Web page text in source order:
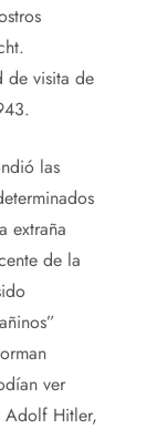
de visita de
las
extraña
de la
ver
Adolf Hitler,